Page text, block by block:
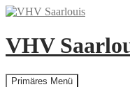
Zum
springen
VHV
Suchen
Primäres Menü